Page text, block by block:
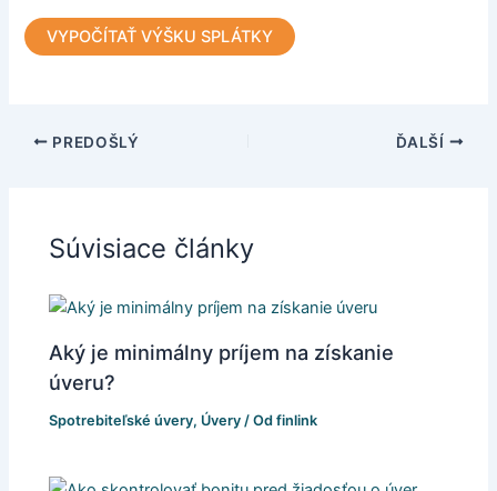
VYPOČÍTAŤ VÝŠKU SPLÁTKY
PREDOŠLÝ ĎALŠÍ
Súvisiace články
Aký je minimálny príjem na získanie
úveru?
Spotrebiteľské úvery, Úvery / Od finlink